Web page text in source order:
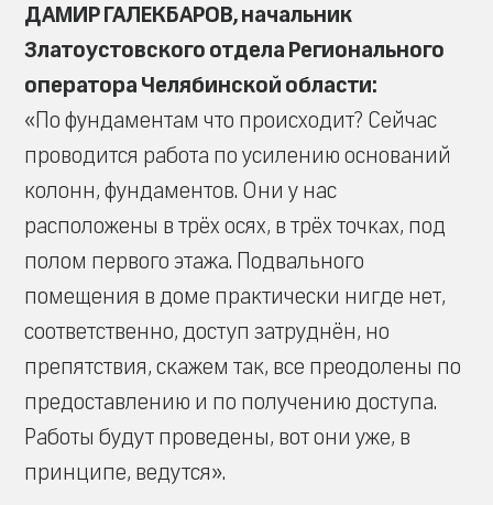
ДАМИР ГАЛЕКБАРОВ, начальник
Златоустовского отдела Регионального
оператора Челябинской области:
«По фундаментам что происходит? Сейчас
проводится работа по усилению оснований
колонн, фундаментов. Они у нас
расположены в трёх осях, в трёх точках, под
полом первого этажа. Подвального
помещения в доме практически нигде нет,
соответственно, доступ затруднён, но
препятствия, скажем так, все преодолены по
предоставлению и по получению доступа.
Работы будут проведены, вот они уже, в
принципе, ведутся».